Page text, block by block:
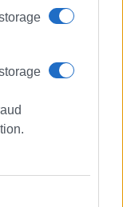
ομιλία για τη